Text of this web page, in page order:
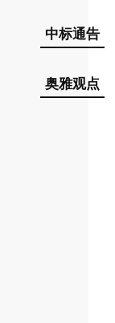
中标通告
奥雅观点